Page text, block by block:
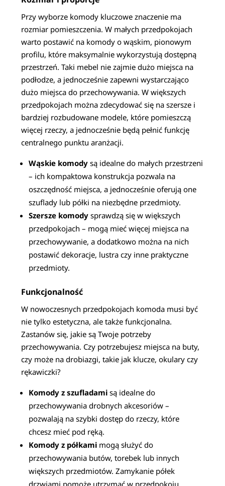
Przy wyborze komody kluczowe znaczenie ma
rozmiar pomieszczenia. W małych przedpokojach
warto postawić na komody o wąskim, pionowym
profilu, które maksymalnie wykorzystują dostępną
przestrzeń. Taki mebel nie zajmie dużo miejsca na
podłodze, a jednocześnie zapewni wystarczająco
dużo miejsca do przechowywania. W większych
przedpokojach można zdecydować się na szersze i
bardziej rozbudowane modele, które pomieszczą
więcej rzeczy, a jednocześnie będą pełnić funkcję
centralnego punktu aranżacji.
Wąskie komody są idealne do małych przestrzeni
– ich kompaktowa konstrukcja pozwala na
oszczędność miejsca, a jednocześnie oferują one
szuflady lub półki na niezbędne przedmioty.
Szersze komody sprawdzą się w większych
przedpokojach – mogą mieć więcej miejsca na
przechowywanie, a dodatkowo można na nich
postawić dekoracje, lustra czy inne praktyczne
przedmioty.
Funkcjonalność
W nowoczesnych przedpokojach komoda musi być
nie tylko estetyczna, ale także funkcjonalna.
Zastanów się, jakie są Twoje potrzeby
przechowywania. Czy potrzebujesz miejsca na buty,
czy może na drobiazgi, takie jak klucze, okulary czy
rękawiczki?
Komody z szufladami są idealne do
przechowywania drobnych akcesoriów –
pozwalają na szybki dostęp do rzeczy, które
chcesz mieć pod ręką.
Komody z półkami mogą służyć do
przechowywania butów, torebek lub innych
większych przedmiotów. Zamykanie półek
drzwiami pomoże utrzymać w przedpokoju